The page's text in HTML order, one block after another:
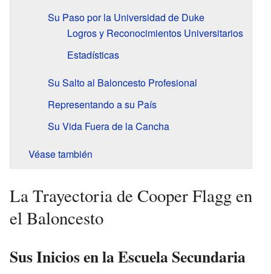
Su Paso por la Universidad de Duke
Logros y Reconocimientos Universitarios
Estadísticas
Su Salto al Baloncesto Profesional
Representando a su País
Su Vida Fuera de la Cancha
Véase también
La Trayectoria de Cooper Flagg en
el Baloncesto
Sus Inicios en la Escuela Secundaria